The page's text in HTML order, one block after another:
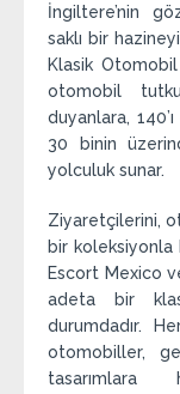
İngiltere’nin
saklı bir
Klasik
otomobil
duyanlara,
30 binin
yolculuk sunar.
Ziyaretçilerini,
bir koleksiyonla
Escort Mexico
adeta bir
durumdadır.
otomobiller,
tasarımlara